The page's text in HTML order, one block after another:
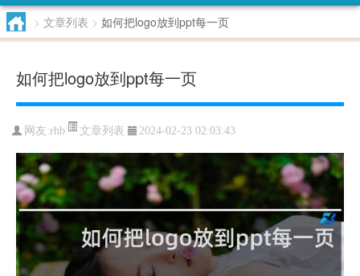
> 文章列表 > 如何把logo放到ppt每一页
如何把logo放到ppt每一页
网友:rhb 文章列表 2024-02-23 02:03:43